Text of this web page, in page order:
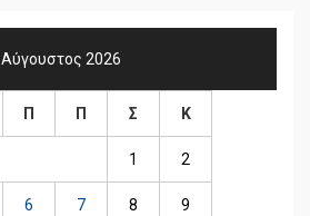
Αύγουστος 2026
Π Π Σ Κ
1 2
6 7 8 9